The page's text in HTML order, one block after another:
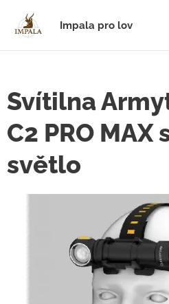
Impala pro lov
Svítilna
C2 PRO
světlo